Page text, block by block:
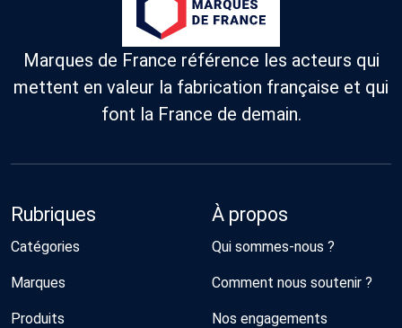
plus durables
(naturelles, bio,
recyclées) et
qui parraine
des abeilles de
la région
nantaise.
Marques de France référence les acteurs qui
mettent en valeur la fabrication française et qui
font la France de demain.
Rubriques
Catégories
Marques
Produits
À propos
Qui sommes-nous ?
Comment nous soutenir ?
Nos engagements